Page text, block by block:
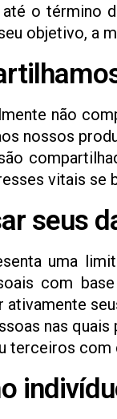
o término
objetivo, a
não
nossos
vitais
seus
uma
com
nas
terceiros com